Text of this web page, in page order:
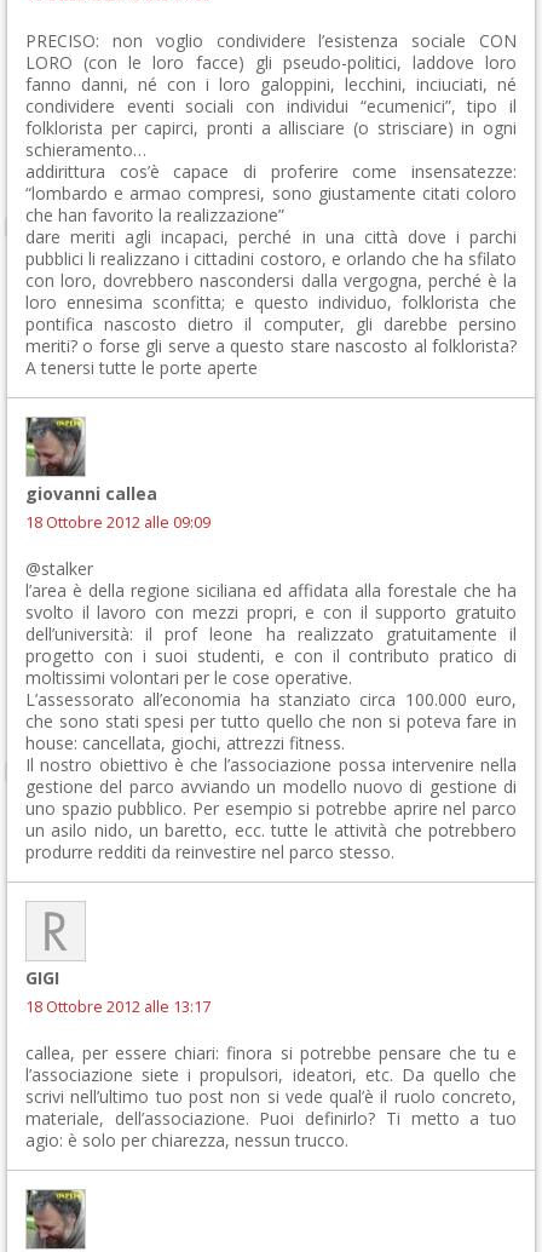
PRECISO: non voglio condividere l’esistenza sociale CON
LORO (con le loro facce) gli pseudo-politici, laddove loro
fanno danni, né con i loro galoppini, lecchini, inciuciati, né
condividere eventi sociali con individui “ecumenici”, tipo il
folklorista per capirci, pronti a allisciare (o strisciare) in ogni
schieramento…
addirittura cos’è capace di proferire come insensatezze:
“lombardo e armao compresi, sono giustamente citati coloro
che han favorito la realizzazione”
dare meriti agli incapaci, perché in una città dove i parchi
pubblici li realizzano i cittadini costoro, e orlando che ha sfilato
con loro, dovrebbero nascondersi dalla vergogna, perché è la
loro ennesima sconfitta; e questo individuo, folklorista che
pontifica nascosto dietro il computer, gli darebbe persino
meriti? o forse gli serve a questo stare nascosto al folklorista?
A tenersi tutte le porte aperte
giovanni callea
18 Ottobre 2012 alle 09:09
@stalker
l’area è della regione siciliana ed affidata alla forestale che ha
svolto il lavoro con mezzi propri, e con il supporto gratuito
dell’università: il prof leone ha realizzato gratuitamente il
progetto con i suoi studenti, e con il contributo pratico di
moltissimi volontari per le cose operative.
L’assessorato all’economia ha stanziato circa 100.000 euro,
che sono stati spesi per tutto quello che non si poteva fare in
house: cancellata, giochi, attrezzi fitness.
Il nostro obiettivo è che l’associazione possa intervenire nella
gestione del parco avviando un modello nuovo di gestione di
uno spazio pubblico. Per esempio si potrebbe aprire nel parco
un asilo nido, un baretto, ecc. tutte le attività che potrebbero
produrre redditi da reinvestire nel parco stesso.
GIGI
18 Ottobre 2012 alle 13:17
callea, per essere chiari: finora si potrebbe pensare che tu e
l’associazione siete i propulsori, ideatori, etc. Da quello che
scrivi nell’ultimo tuo post non si vede qual’è il ruolo concreto,
materiale, dell’associazione. Puoi definirlo? Ti metto a tuo
agio: è solo per chiarezza, nessun trucco.